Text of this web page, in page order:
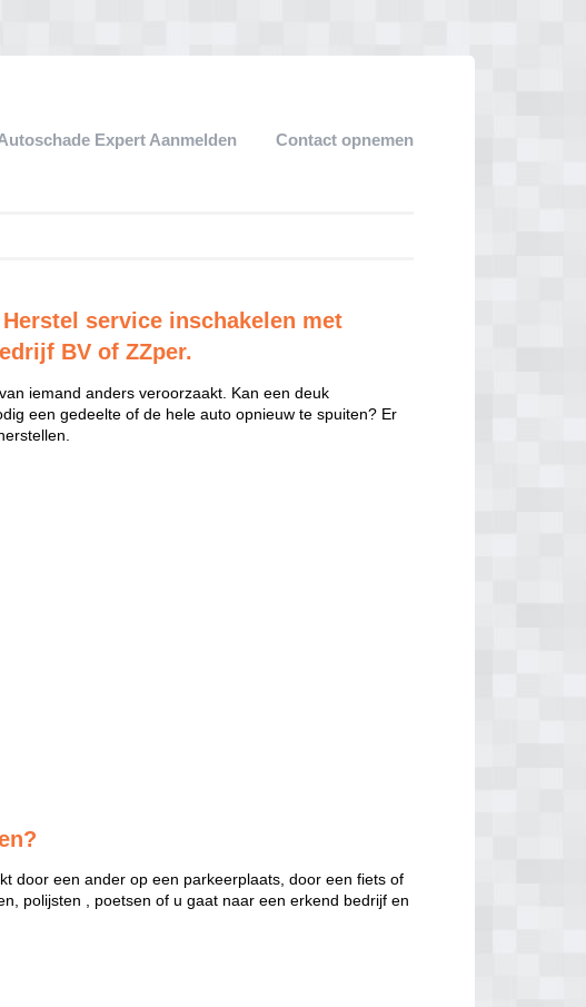
Expert Aanmelden Contact opnemen
service inschakelen met
BV of ZZper.
iemand anders veroorzaakt. Kan een deuk
een gedeelte of de hele auto opnieuw te spuiten? Er
door een ander op een parkeerplaats, door een fiets of
polijsten , poetsen of u gaat naar een erkend bedrijf en